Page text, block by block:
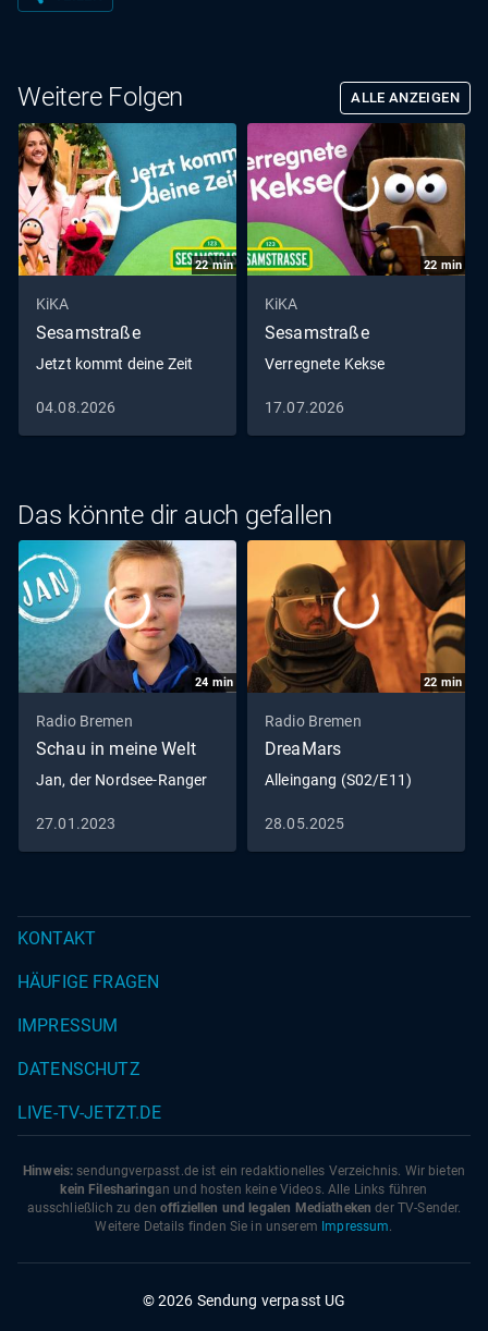
plötzlich erscheint Grobi und möchte ihm trotz gleißenden
Sonnenscheins einen Wintermantel verkaufen.
Weitere Folgen ALLE ANZEIGEN
22min
KiKA
Sesamstraße
Jetzt kommt deine Zeit
04.08.2026
22 min
KiKA
Sesamstraße
Verregnete Kekse
17.07.2026
Das könnte dir auch gefallen
24 min
Radio Bremen
Schau in meine Welt
Jan, der Nordsee-Ranger
27.01.2023
22 min
Radio Bremen
DreaMars
Alleingang (S02/E11)
28.05.2025
KONTAKT
HÄUFIGE FRAGEN
IMPRESSUM
DATENSCHUTZ
LIVE-TV-JETZT.DE
Hinweis: sendungverpasst.de ist ein redaktionelles Verzeichnis. Wir bieten
kein Filesharingan und hosten keine Videos. Alle Links führen
ausschließlich zu den offiziellen und legalen Mediatheken der TV-Sender.
Weitere Details finden Sie in unserem Impressum.
© 2026 Sendung verpasst UG